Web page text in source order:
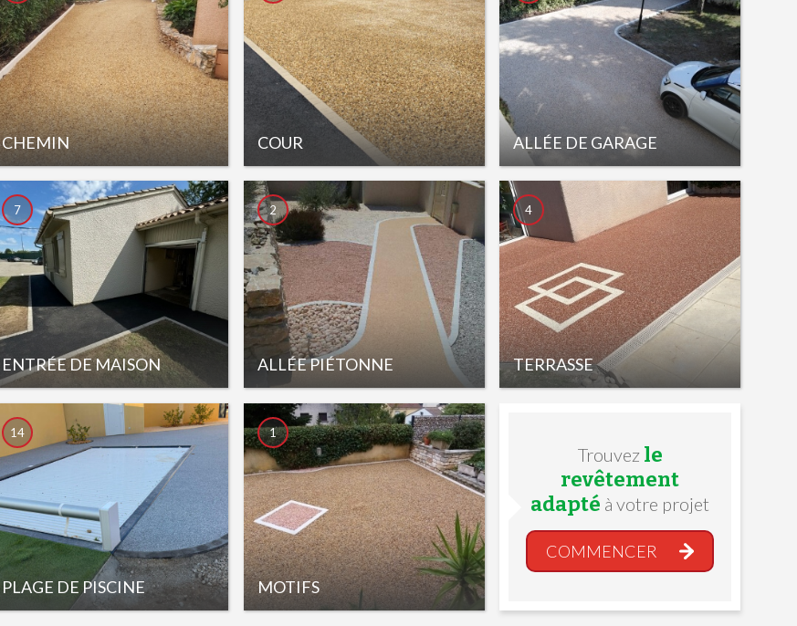
CHEMIN COUR ALLÉE DE GARAGE
ENTRÉE DE MAISON
7
ALLÉE PIÉTONNE
2
TERRASSE
4
PLAGE DE PISCINE
14
MOTIFS
1
Trouvez le
revêtement
adapté à votre projet
COMMENCER